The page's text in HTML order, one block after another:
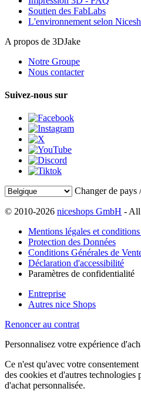
Soutien des FabLabs
L'environnement selon
A propos de 3DJake
Notre Groupe
Nous contacter
Suivez-nous sur
Changer de pays
© 2010-2026 niceshops GmbH - All
Mentions légales et
Protection des Données
Conditions Générales de
Déclaration d'accessibilité
Paramètres de confidentialité
Entreprise
Autres nice Shops
Renoncer au contrat
Personnalisez votre expérience
Ce n'est qu'avec votre
des cookies et d'autres
d'achat personnalisée.